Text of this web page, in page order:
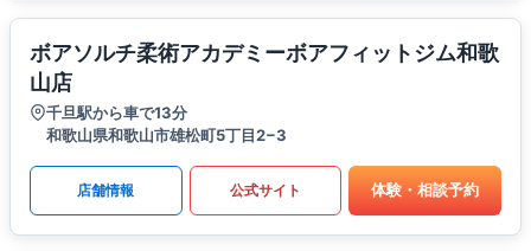
ボアソルチ柔術アカデミーボアフィットジム和歌
山店
千旦駅から車で13分
和歌山県和歌山市雄松町5丁目2−3
店舗情報 公式サイト 体験・相談予約